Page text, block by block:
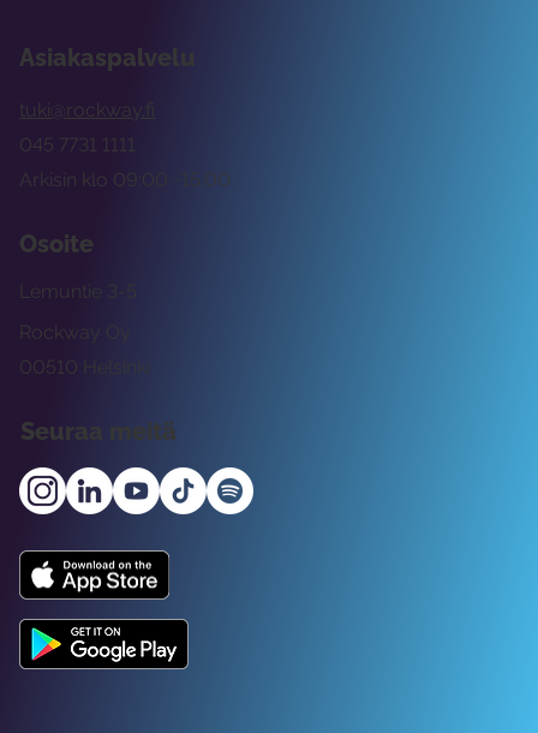
Asiakaspalvelu
tuki@rockway.fi
Arkisin klo 09:00 -15:00
045 7731 1111
Osoite
Rockway Oy
Lemuntie 3-5
00510 Helsinki
Seuraa meitä